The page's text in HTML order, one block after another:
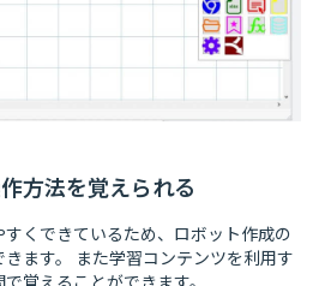
方法を覚えられる
くできているため、ロボット作成の
ます。 また学習コンテンツを利用す